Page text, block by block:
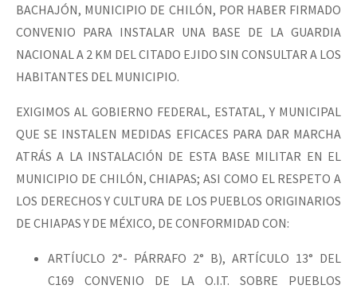
BACHAJÓN, MUNICIPIO DE CHILÓN, POR HABER FIRMADO
CONVENIO PARA INSTALAR UNA BASE DE LA GUARDIA
NACIONAL A 2 KM DEL CITADO EJIDO SIN CONSULTAR A LOS
HABITANTES DEL MUNICIPIO.
EXIGIMOS AL GOBIERNO FEDERAL, ESTATAL, Y MUNICIPAL
QUE SE INSTALEN MEDIDAS EFICACES PARA DAR MARCHA
ATRÁS A LA INSTALACIÓN DE ESTA BASE MILITAR EN EL
MUNICIPIO DE CHILÓN, CHIAPAS; ASI COMO EL RESPETO A
LOS DERECHOS Y CULTURA DE LOS PUEBLOS ORIGINARIOS
DE CHIAPAS Y DE MÉXICO, DE CONFORMIDAD CON:
ARTÍUCLO 2°- PÁRRAFO 2° B), ARTÍCULO 13° DEL
C169 CONVENIO DE LA O.I.T. SOBRE PUEBLOS